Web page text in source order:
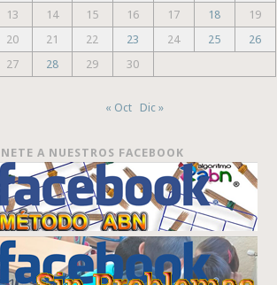
13
14 15 16 17 18
19
20
21 22 23 24 25
26
27
28 29 30
« Oct Dic »
A NUESTROS FACEBOOK